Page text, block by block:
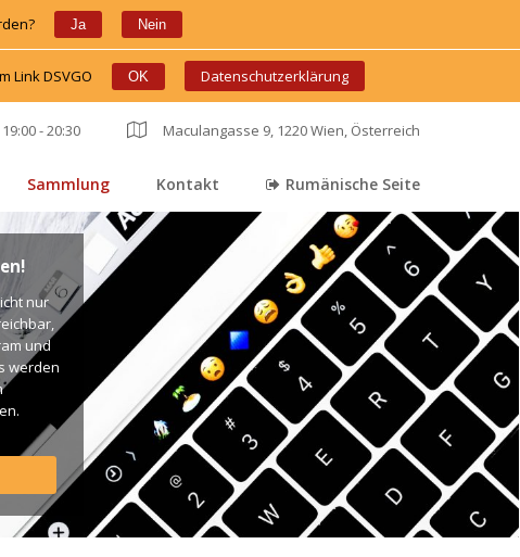
Ja Nein
Link DSVGO OK Datenschutzerklärung
- 20:30 Maculangasse 9, 1220 Wien, Österreich
Sammlung Kontakt Rumänische Seite
nur
und
werden
live
elimwien/